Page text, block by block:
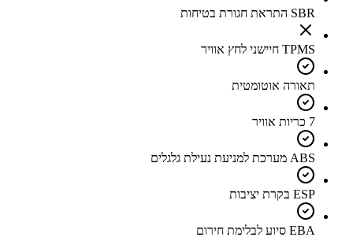
SBR התראת חגורת בטיחות
TPMS חיישני לחץ אוויר
תאורה אוטומטית
7 כריות אוויר
ABS מערכת למניעת נעילת גלגלים
ESP בקרת יציבות
EBA סיוע לבלימת חירום